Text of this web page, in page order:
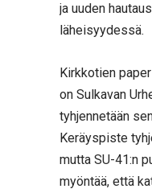
ja uuden
läheisyydessä.
Kirkkotien
on Sulkavan
tyhjennetään
Keräyspiste
mutta SU-41:n
myöntää, että